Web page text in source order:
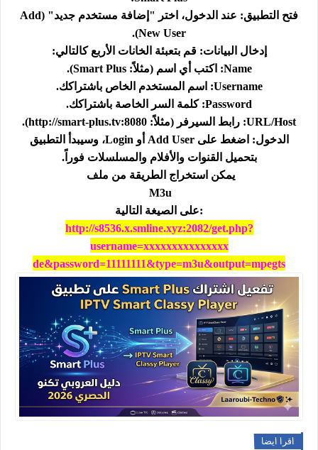
فتح التطبيق: عند الدخول، اختر "إضافة مستخدم جديد" (Add
New User).
إدخال البيانات: قم بتعبئة الخانات الأربع كالتالي:
Name: اكتب أي اسم (مثلاً: Smart Plus).
Username: اسم المستخدم الخاص باشتراكك.
Password: كلمة السر الخاصة باشتراكك.
URL/Host: رابط السيرفر (مثلاً: http://smart-plus.tv:8080).
الدخول: اضغط على Add User أو Login، وسيبدأ التطبيق
بتحميل القنوات والأفلام والمسلسلات فوراً.
يمكن استخراج الطريقة من ملف
M3u
:على الصيغة التالية
http://s8536.x.smline.xyz:2082/get.php?
username=xxxxxxxxxxxxxxx
de&password=11111111&type=m3u&output=mpegts
اقرا ايضا